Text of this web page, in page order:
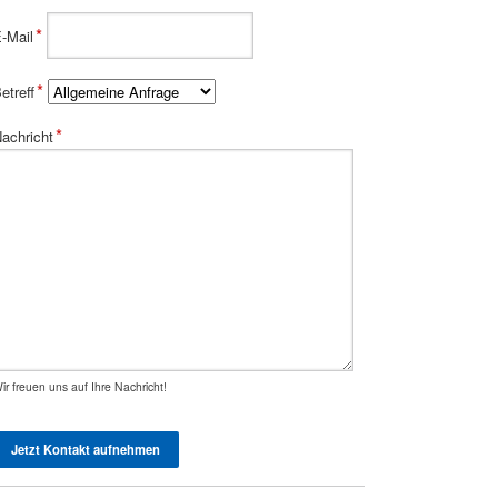
Mail*
*
*
freuen uns auf Ihre Nachricht!
Jetzt Kontakt aufnehmen